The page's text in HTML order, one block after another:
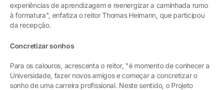
experiências de aprendizagem e reenergizar a caminhada rumo
à formatura", enfatiza o reitor Thomas Heimann, que participou
da recepção.
Concretizar sonhos
Para os calouros, acrescenta o reitor, "é momento de conhecer a
Universidade, fazer novos amigos e começar a concretizar o
sonho de uma carreira profissional. Neste sentido, o Projeto